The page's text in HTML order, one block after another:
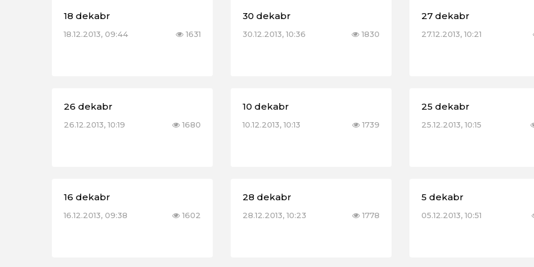
18 dekabr
18.12.2013, 09:44 1631
30 dekabr
30.12.2013, 10:36 1830
27 dekabr
27.12.2013, 10:21
26 dekabr
26.12.2013, 10:19 1680
10 dekabr
10.12.2013, 10:13 1739
25 dekabr
25.12.2013, 10:15
16 dekabr
16.12.2013, 09:38 1602
28 dekabr
28.12.2013, 10:23 1778
5 dekabr
05.12.2013, 10:51